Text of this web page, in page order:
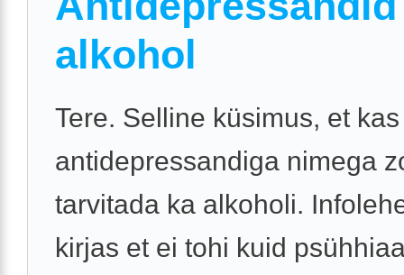
alkohol
Tere. Selline küsimus, et
antidepressandiga nimega
tarvitada ka alkoholi.
kirjas et ei tohi kuid